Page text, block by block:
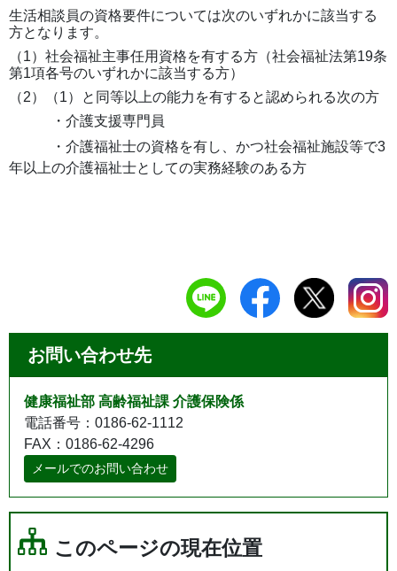
生活相談員の資格要件については次のいずれかに該当する
方となります。
（1）社会福祉主事任用資格を有する方（社会福祉法第19条
第1項各号のいずれかに該当する方）
（2）（1）と同等以上の能力を有すると認められる次の方
・介護支援専門員
・介護福祉士の資格を有し、かつ社会福祉施設等で3
年以上の介護福祉士としての実務経験のある方
お問い合わせ先
健康福祉部 高齢福祉課 介護保険係
電話番号：0186-62-1112
FAX：0186-62-4296
メールでのお問い合わせ
このページの現在位置